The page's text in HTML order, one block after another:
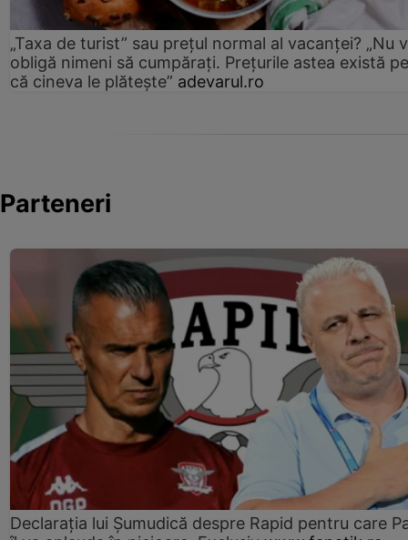
„Taxa de turist” sau prețul normal al vacanței? „Nu
obligă nimeni să cumpărați. Prețurile astea există
că cineva le plătește” adevarul.ro
Parteneri
Declarația lui Șumudică despre Rapid pentru care